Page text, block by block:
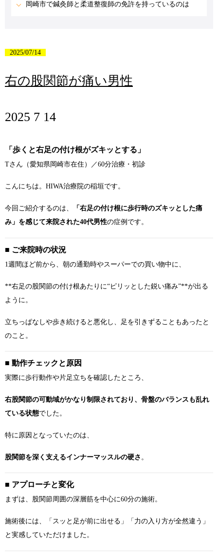
岡崎市で鍼灸師と柔道整復師の免許を持っているのは
2025/07/14
右の股関節が痛い男性
2025 7 14
「歩くと右足の付け根がズキッとする」
Tさん（愛知県岡崎市在住）／60分治療・初診
こんにちは。HIWA治療院の稲垣です。
今回ご紹介するのは、
「右足の付け根に歩行時のズキッとした痛
み」を感じて来院された40代男性の症例です。
■ ご来院時の状況
1週間ほど前から、朝の通勤時やスーパーでの買い物中に、
**右足の股関節の付け根あたりに“ピリッとした鋭い痛み”**が出る
ように。
立ちっぱなしや歩き続けると悪化し、足を引きずることもあったと
のこと。
■ 動作チェックと原因
実際に歩行動作や片足立ちを確認したところ、
右股関節の可動域がかなり制限されており、骨盤のバランスも乱れ
ている状態でした。
特に原因となっていたのは、
股関節を深く支えるインナーマッスルの硬さ 。
■ アプローチと変化
まずは、股関節周囲の深層筋を中心に60分の施術。
施術後には、「スッと足が前に出せる」「力の入り方が全然違う」
と実感していただけました。